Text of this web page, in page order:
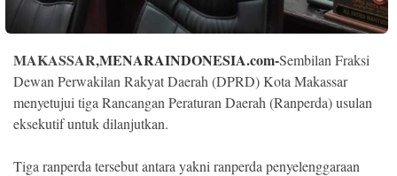
MAKASSAR,MENARAINDONESIA.com-Sembilan Fraksi
Dewan Perwakilan Rakyat Daerah (DPRD) Kota Makassar
menyetujui tiga Rancangan Peraturan Daerah (Ranperda) usulan
eksekutif untuk dilanjutkan.
Tiga ranperda tersebut antara yakni ranperda penyelenggaraan